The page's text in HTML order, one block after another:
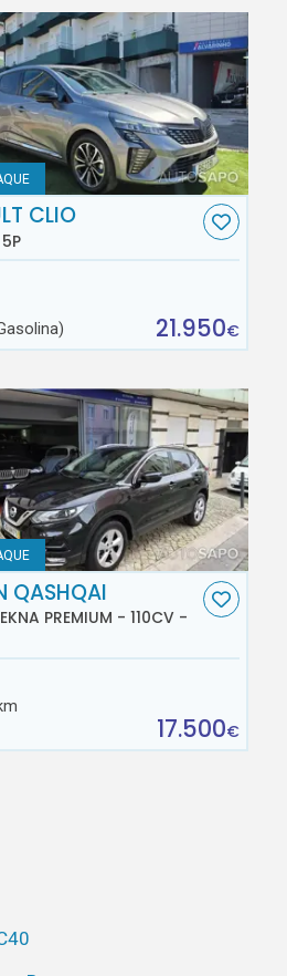
CLIO
21.950€
QASHQAI
PREMIUM - 110CV -
17.500€